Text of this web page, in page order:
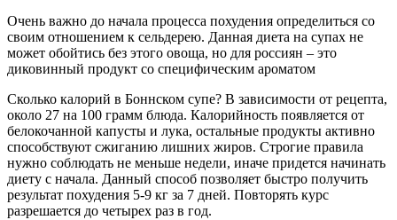
Очень важно до начала процесса похудения определиться со
своим отношением к сельдерею. Данная диета на супах не
может обойтись без этого овоща, но для россиян – это
диковинный продукт со специфическим ароматом
Сколько калорий в Боннском супе? В зависимости от рецепта,
около 27 на 100 грамм блюда. Калорийность появляется от
белокочанной капусты и лука, остальные продукты активно
способствуют сжиганию лишних жиров. Строгие правила
нужно соблюдать не меньше недели, иначе придется начинать
диету с начала. Данный способ позволяет быстро получить
результат похудения 5-9 кг за 7 дней. Повторять курс
разрешается до четырех раз в год.